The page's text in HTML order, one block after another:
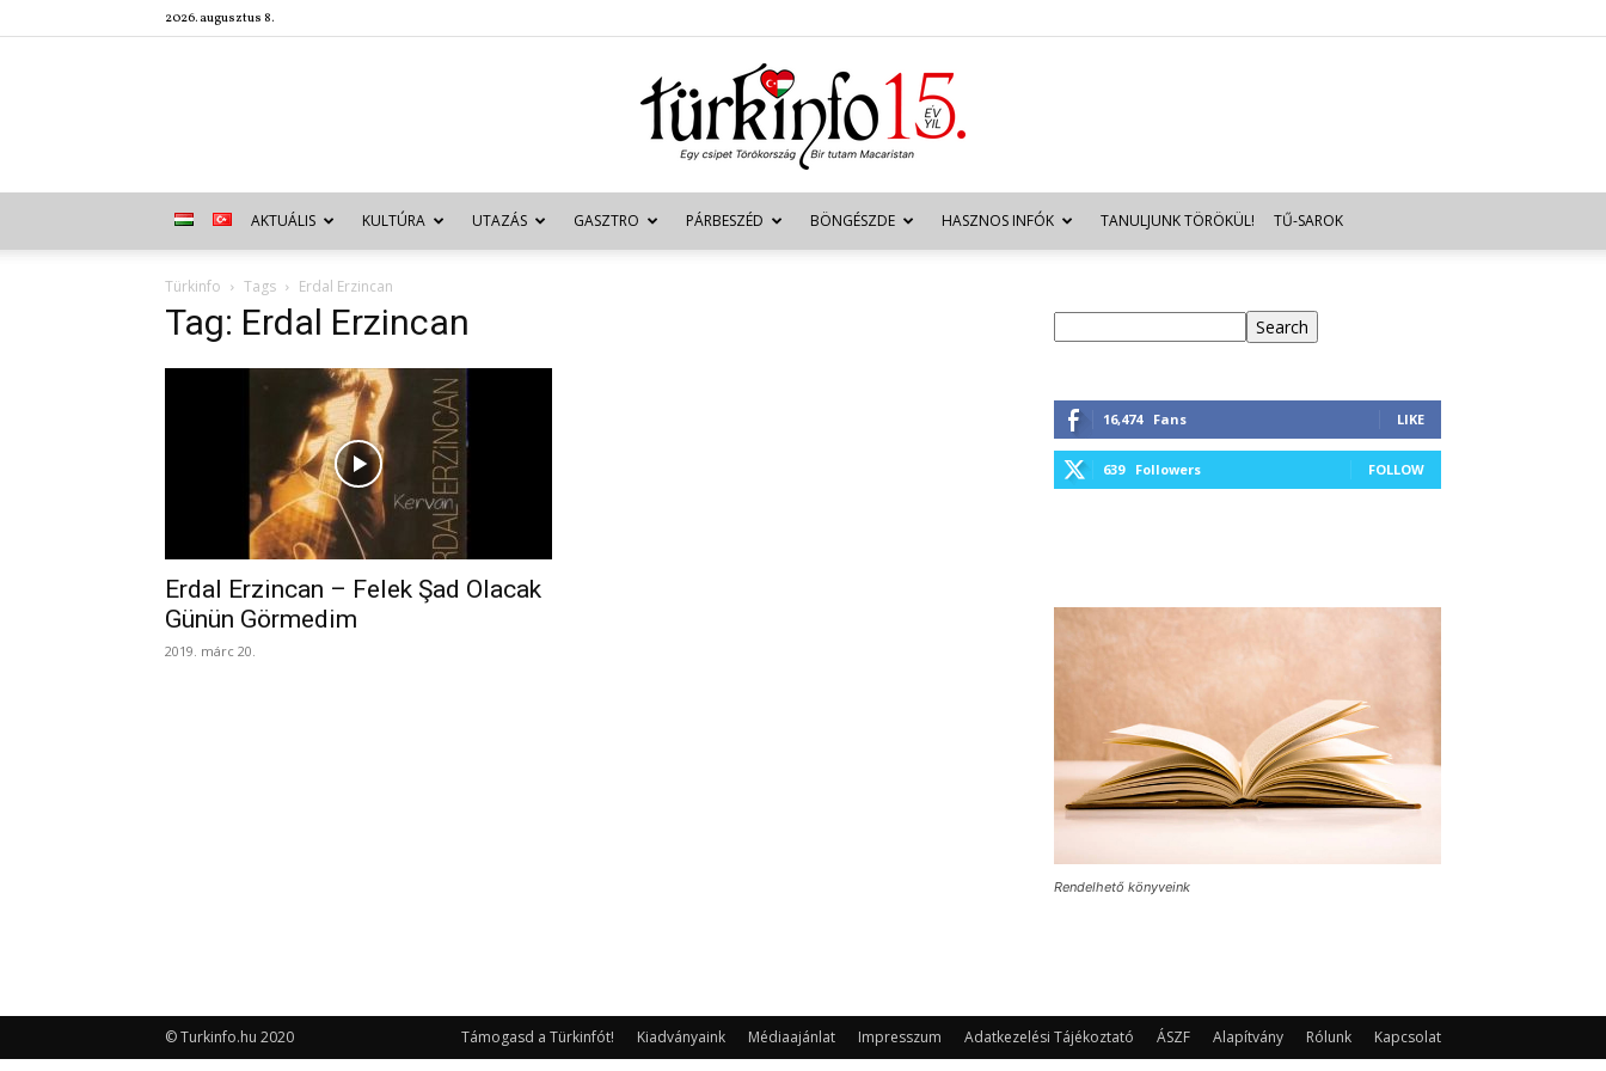
2026. augusztus 8.
Türkinfo
AKTUÁLIS KULTÚRA UTAZÁS GASZTRO PÁRBESZÉD BÖNGÉSZDE HASZNOS INFÓK TANULJUNK TÖRÖKÜL! TŰ-SAROK
Türkinfo Tags Erdal Erzincan
Tag: Erdal Erzincan
Erdal Erzincan – Felek Şad Olacak
Günün Görmedim
2019. márc 20.
Search
16,474 Fans LIKE
639 Followers FOLLOW
Rendelhető könyveink
Támogasd a Türkinfót! Kiadványaink Médiaajánlat Impresszum Adatkezelési Tájékoztató ÁSZF Alapítvány Rólunk Kapcsolat
© Turkinfo.hu 2020